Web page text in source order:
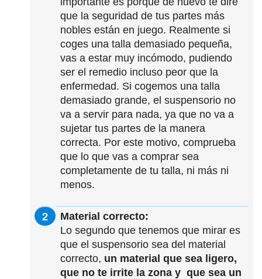
que la seguridad de tus partes más
nobles están en juego. Realmente si
coges una talla demasiado pequeña,
vas a estar muy incómodo, pudiendo
ser el remedio incluso peor que la
enfermedad. Si cogemos una talla
demasiado grande, el suspensorio no
va a servir para nada, ya que no va a
sujetar tus partes de la manera
correcta. Por este motivo, comprueba
que lo que vas a comprar sea
completamente de tu talla, ni más ni
menos.
Material correcto:
Lo segundo que tenemos que mirar es
que el suspensorio sea del material
correcto, un material que sea ligero,
que no te irrite la zona y que sea un